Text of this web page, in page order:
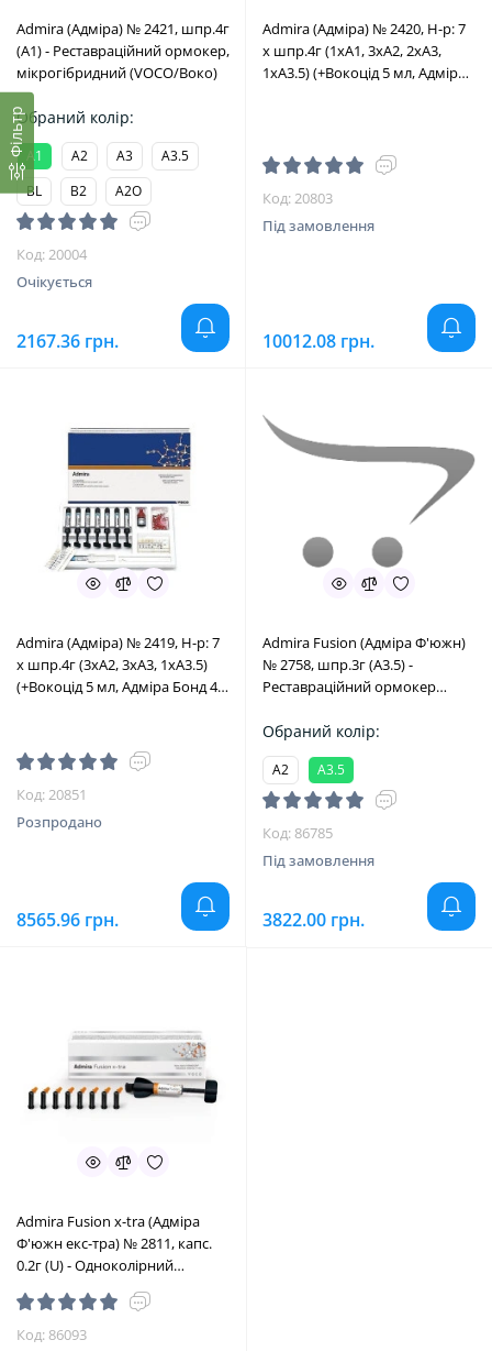
Фільтр
Admira (Адміра) № 2421, шпр.4г
(A1) - Реставраційний ормокер,
мікрогібридний (VOCO/Воко)
Обраний колір:
A1 A2 A3
A3.5
BL
B2 A2O
Код: 20004
Очікується
2167.36 грн.
Admira (Адміра) № 2420, Н-р: 7
х шпр.4г (1xA1, 3xA2, 2xA3,
1xA3.5) (+Вокоцід 5 мл, Адміра
Код: 20803
Під замовлення
10012.08 грн.
Admira (Адміра) № 2419, Н-р: 7
х шпр.4г (3хА2, 3хА3, 1хА3.5)
(+Вокоцід 5 мл, Адміра Бонд 4
Реставраційний ормокер,
мікрогібридний (VOCO/Воко)
Код: 20851
Розпродано
8565.96 грн.
Admira Fusion (Адміра Ф'южн)
№ 2758, шпр.3г (A3.5) -
Реставраційний ормокер
Обраний колір:
A2 A3.5
Код: 86785
Під замовлення
3822.00 грн.
Admira Fusion x-tra (Адміра
Ф'южн екс-тра) № 2811, капс.
0.2г (U) - Одноколірний
омніхроматичний нано-
ормокер, наногібридний
(VOCO/Воко)
Код: 86093